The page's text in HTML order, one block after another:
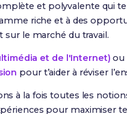
et polyvalente qui
riche et à des
le marché du travail.
et de l'Internet) ou
pour t’aider à réviser
à la fois toutes les
pour maximiser